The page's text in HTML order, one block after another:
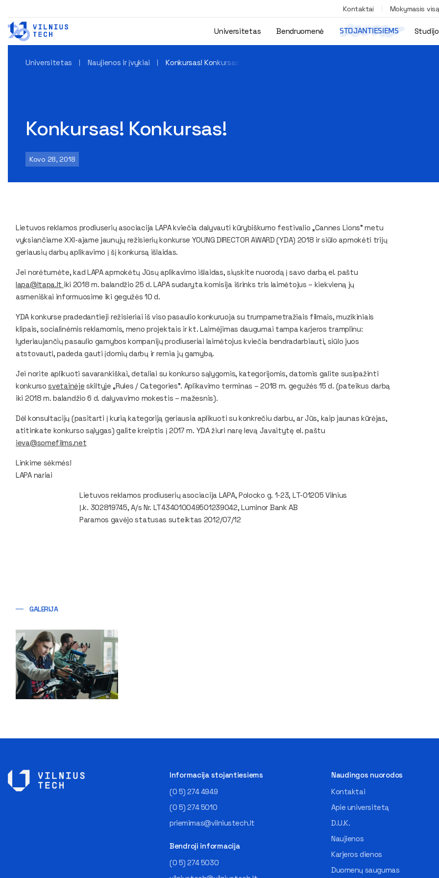
Kontaktai Mokymasis
Universitetas Bendruomenė STOJANTIESIEMS
Universitetas Naujienos ir įvykiai Konkursas! Konkursas!
Konkursas! Konkursas!
Kovo 28, 2018
Lietuvos reklamos prodiuserių asociacija LAPA kviečia dalyvauti kūrybiškumo festivalio „Cannes Lions” metu
vyksiančiame XXI-ajame jaunųjų režisierių konkurse YOUNG DIRECTOR AWARD (YDA) 2018 ir siūlo apmokėti trijų
geriausių darbų aplikavimo į šį konkursą išlaidas.
Jei norėtumėte, kad LAPA apmokėtų Jūsų aplikavimo išlaidas, siųskite nuorodą į savo darbą el. paštu
lapa@ltapa.lt iki 2018 m. balandžio 25 d. LAPA sudaryta komisija išrinks tris laimėtojus – kiekvieną jų
asmeniškai informuosime iki gegužės 10 d.
YDA konkurse pradedantieji režisieriai iš viso pasaulio konkuruoja su trumpametražiais filmais, muzikiniais
klipais, socialinėmis reklamomis, meno projektais ir kt. Laimėjimas daugumai tampa karjeros tramplinu:
lyderiaujančių pasaulio gamybos kompanijų prodiuseriai laimėtojus kviečia bendradarbiauti, siūlo juos
atstovauti, padeda gauti įdomių darbų ir remia jų gamybą.
Jei norite aplikuoti savarankiškai, detaliai su konkurso sąlygomis, kategorijomis, datomis galite susipažinti
konkursosvetainėje skiltyje „Rules / Categories”. Aplikavimo terminas – 2018 m. gegužės 15 d. (pateikus darbą
iki 2018 m. balandžio 6 d. dalyvavimo mokestis – mažesnis).
Dėl konsultacijų (pasitarti į kurią kategoriją geriausia aplikuoti su konkrečiu darbu, ar Jūs, kaip jaunas kūrėjas,
atitinkate konkurso sąlygas) galite kreiptis į 2017 m. YDA žiuri narę Ievą Javaitytę el. paštu
ieva@somefilms.net
Linkime sėkmės!
LAPA nariai
Lietuvos reklamos prodiuserių asociacija LAPA, Polocko g. 1-23, LT-01205 Vilnius
Į.k. 302819745, A/s Nr. LT434010049501239042, Luminor Bank AB
Paramos gavėjo statusas suteiktas 2012/07/12
GALERIJA
Informacija stojantiesiems
(0 5) 274 4949
(0 5) 274 5010
priemimas@vilniustech.lt
Bendroji informacija
(0 5) 274 5030
Naudingos nuorodos
Kontaktai
Apie universitetą
D.U.K.
Naujienos
Karjeros dienos
Duomenų saugumas